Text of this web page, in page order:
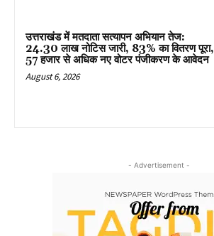
उत्तराखंड में मतदाता सत्यापन अभियान तेज:
24.30 लाख नोटिस जारी, 83% का वितरण पूरा,
57 हजार से अधिक नए वोटर पंजीकरण के आवेदन
August 6, 2026
- Advertisement -